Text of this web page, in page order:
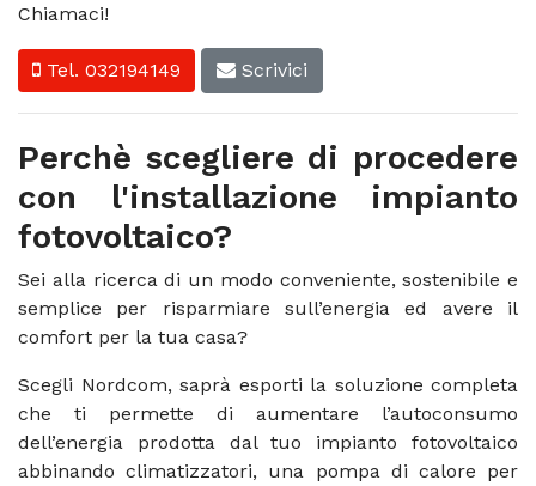
Chiamaci!
Tel. 032194149 Scrivici
Perchè scegliere di procedere
con l'installazione impianto
fotovoltaico?
Sei alla ricerca di un modo conveniente, sostenibile e
semplice per risparmiare sull’energia ed avere il
comfort per la tua casa?
Scegli Nordcom, saprà esporti la soluzione completa
che ti permette di aumentare l’autoconsumo
dell’energia prodotta dal tuo impianto fotovoltaico
abbinando climatizzatori, una pompa di calore per